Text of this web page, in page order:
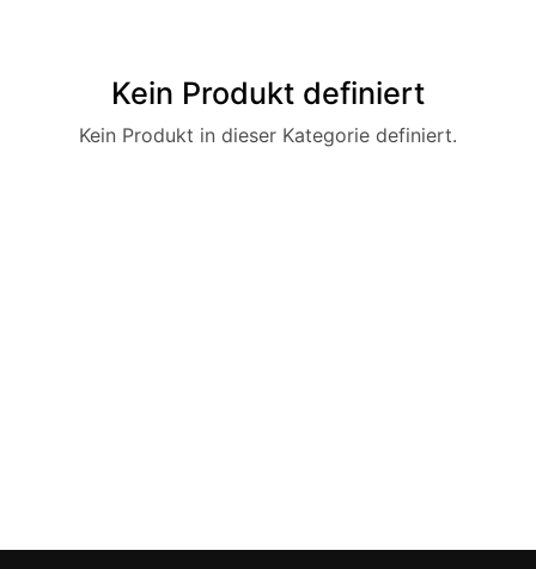
Kein Produkt definiert
Kein Produkt in dieser Kategorie definiert.